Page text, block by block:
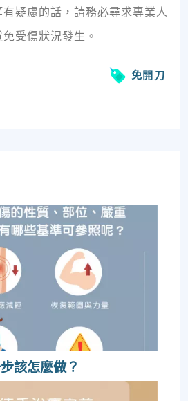
疑慮的話，請務必尋求專業人
受傷狀況發生。
免開刀
該怎麼做？